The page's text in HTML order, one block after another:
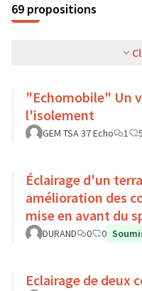
69 propositions
"Echomobile" Un
l'isolement
GEM TSA 37 Echo 1
Éclairage d'un
amélioration des
mise en avant du
DURAND 0 0
Eclairage de deux